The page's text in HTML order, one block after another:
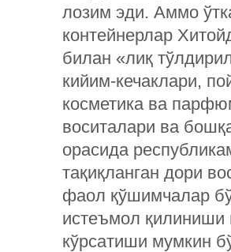
лозим эди. Аммо
контейнерлар
билан «лиқ
кийим-кечаклари,
косметика ва
воситалари ва
орасида
тақиқланган дори
фаол қўшимчалар
истеъмол қилиниши
кўрсатиши мумкин